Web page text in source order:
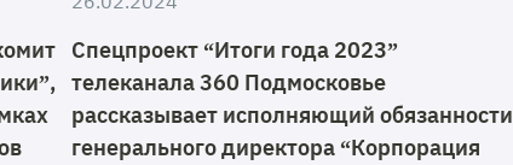
Спецпроект “Итоги года 2023”
телеканала 360 Подмосковье
рассказывает исполняющий обязанности
генерального директора “Корпорация